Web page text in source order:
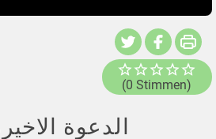
(0 Stimmen)
الدعوة